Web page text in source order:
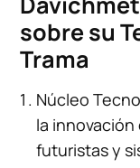
sobre su
Trama
Núcleo
la
futuristas y